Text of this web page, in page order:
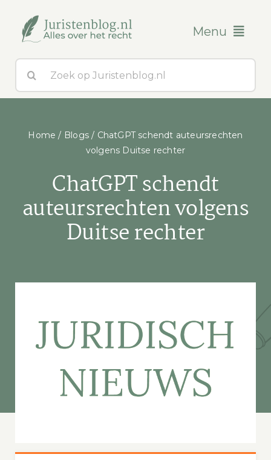
inhoud
Menu
Blogs
naar:
Home / Blogs/ ChatGPT schendt auteursrechten
volgens Duitse rechter
ChatGPT schendt
auteursrechten volgens
Duitse rechter